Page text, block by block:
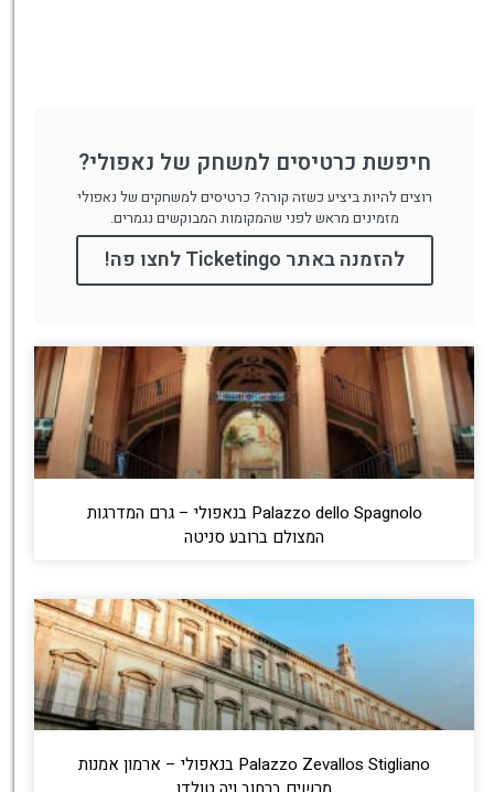
חיפשת כרטיסים למשחק של נאפולי?
רוצים להיות ביציע כשזה קורה? כרטיסים למשחקים של נאפולי
מזמינים מראש לפני שהמקומות המבוקשים נגמרים.
להזמנה באתר Ticketingo לחצו פה!
Palazzo dello Spagnolo בנאפולי – גרם המדרגות
המצולם ברובע סניטה
Palazzo Zevallos Stigliano בנאפולי – ארמון אמנות